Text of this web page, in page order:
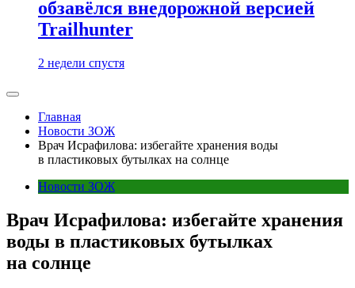
обзавёлся внедорожной версией
Trailhunter
2 недели спустя
Главная
Новости ЗОЖ
Врач Исрафилова: избегайте хранения воды
в пластиковых бутылках на солнце
Новости ЗОЖ
Врач Исрафилова: избегайте хранения
воды в пластиковых бутылках
на солнце